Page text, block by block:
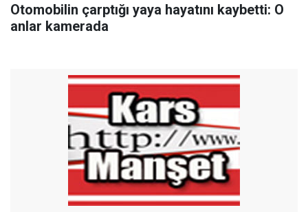
Otomobilin çarptığı yaya hayatını kaybetti: O
anlar kamerada